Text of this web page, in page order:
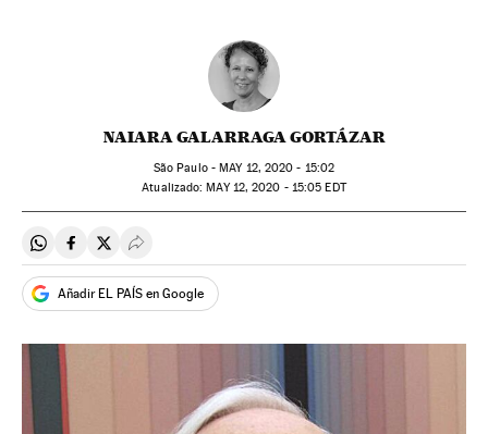
NAIARA GALARRAGA GORTÁZAR
São Paulo -MAY12, 2020 - 15:02
atualizado: MAY12, 2020 - 15:05 EDT
Compartir en Whatsapp
Compartir en Facebook
Compartir en Twitter
Desplegar Redes Sociales
Añadir EL PAÍS en Google